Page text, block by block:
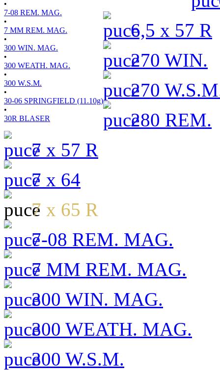
•
7-08 REM. MAG.
•
7 MM REM. MAG.
•
300 WIN. MAG.
•
300 WEATH. MAG.
•
300 W.S.M.
•
30-06 SPRINGFIELD (11.10g)
•
30R BLASER
6,5 x 57 R
270 WIN.
270
280 REM.
7 x 57 R
7 x 64
7 x 65 R
7-08 REM. MAG.
7 MM REM. MAG.
300 WIN. MAG.
300 WEATH. MAG.
300 W.S.M.